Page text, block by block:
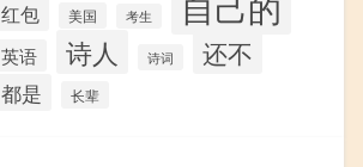
红包 美国 考生
英语 诗人 诗词 还不
都是 长辈